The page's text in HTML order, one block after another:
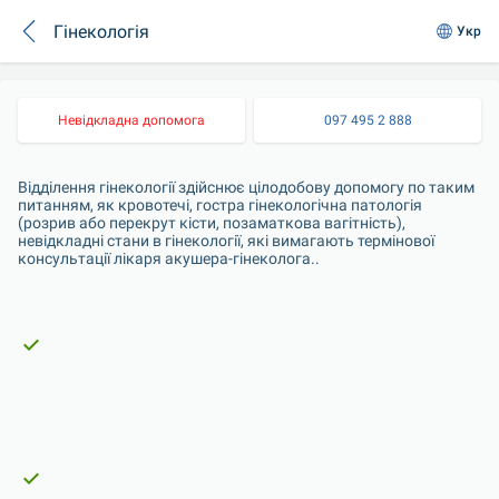
Гінекологія Укр
Невідкладна допомога 097 495 2 888
Відділення гінекології здійснює цілодобову допомогу по таким
питанням, як кровотечі, гостра гінекологічна патологія
(розрив або перекрут кісти, позаматкова вагітність),
невідкладні стани в гінекології, які вимагають термінової
консультації лікаря акушера-гінеколога..